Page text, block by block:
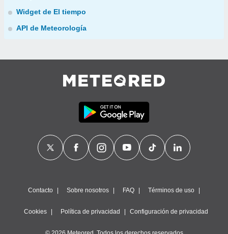
Widget de El tiempo
API de Meteorología
Contacto Sobre nosotros FAQ Términos de uso
Cookies Política de privacidad Configuración de privacidad